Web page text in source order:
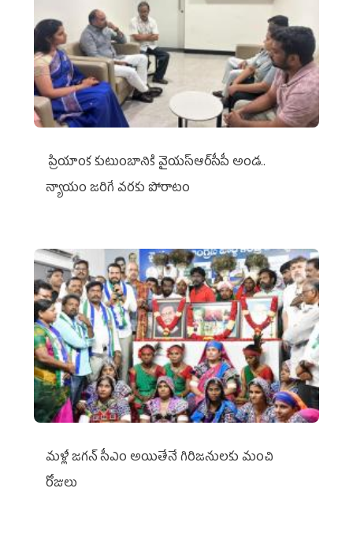
ప్రియాంక కుటుంబానికి వైయ‌స్ఆర్‌సీపీ అండ..
న్యాయం జరిగే వరకు పోరాటం
మళ్లీ జగన్ సీఎం అయితేనే గిరిజనులకు మంచి
రోజులు